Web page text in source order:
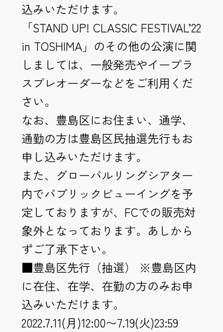
込みいただけます。
「STAND UP! CLASSIC FESTIVAL’22
in TOSHIMA」のその他の公演に関
しましては、 一般発売やイープラ
スプレオーダーなどをご利用くだ
さい。
なお、豊島区にお住まい、通学、
通勤の方は豊島区民抽選先行もお
申し込みいただけます。
また、 グローバルリングシアター
内でパブリックビューイングを予
定しておりますが、FCでの販売対
象外となっております。 あしから
ずご了承下さい。
■豊島区先行（抽選） ※豊島区内
に在住、在学、在勤の方のみお申
込みいただけます。
2022.7.11(月)12:00〜7.19(火)23:59